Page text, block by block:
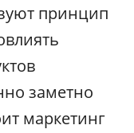
принцип
заметно
маркетинг